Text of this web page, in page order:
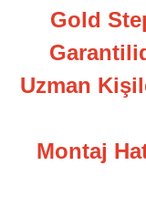
Gold
Uzman
Montaj